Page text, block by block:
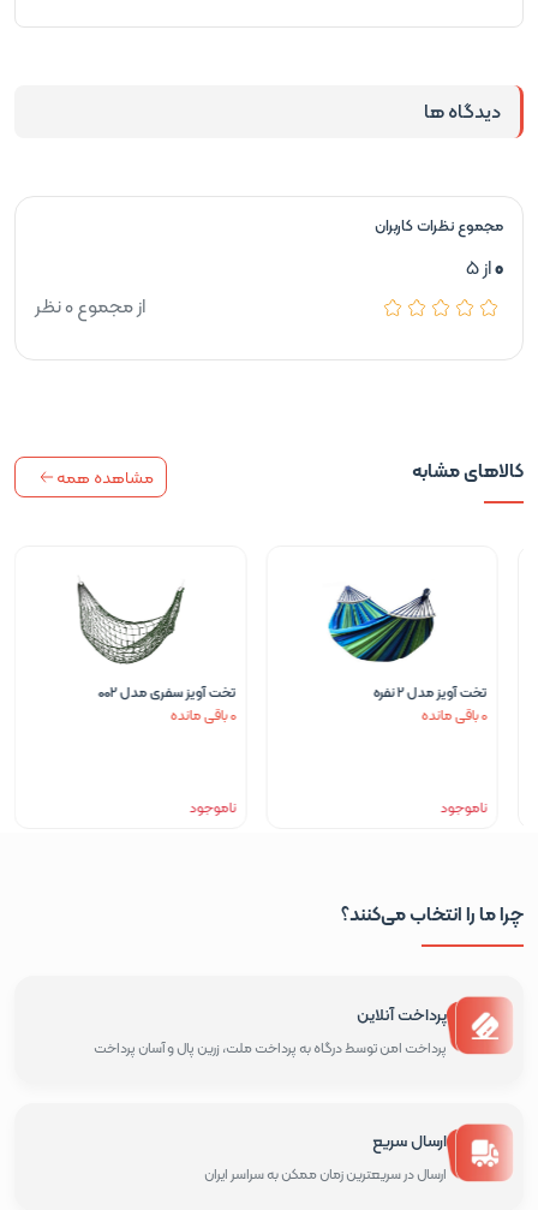
کالاهای مشابه مشاهده همه
تخت آویز مدل 2 نفره
0 باقی مانده
ناموجود
تخت آویز سفری مدل 002
0 باقی مانده
ناموجود
دیدگاه ها
مجموع نظرات کاربران
0از 5
از مجموع 0 نظر
چرا ما را انتخاب می‌کنند؟
پرداخت آنلاین
پرداخت امن توسط درگاه به پرداخت ملت، زرین پال و آسان پرداخت
ارسال سریع
ارسال در سریعترین زمان ممکن به سراسر ایران